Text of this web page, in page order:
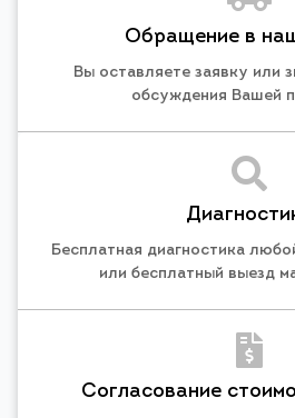
Обращение в
Вы оставляете заявку или
обсуждения Вашей
Бесплатная диагностика
или бесплатный выезд
Согласование